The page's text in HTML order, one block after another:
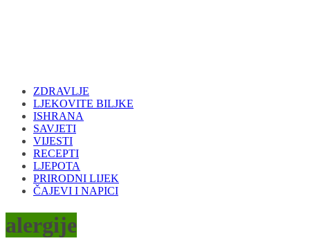
ZDRAVLJE
LJEKOVITE BILJKE
ISHRANA
SAVJETI
VIJESTI
RECEPTI
LJEPOTA
PRIRODNI LIJEK
ČAJEVI I NAPICI
alergije